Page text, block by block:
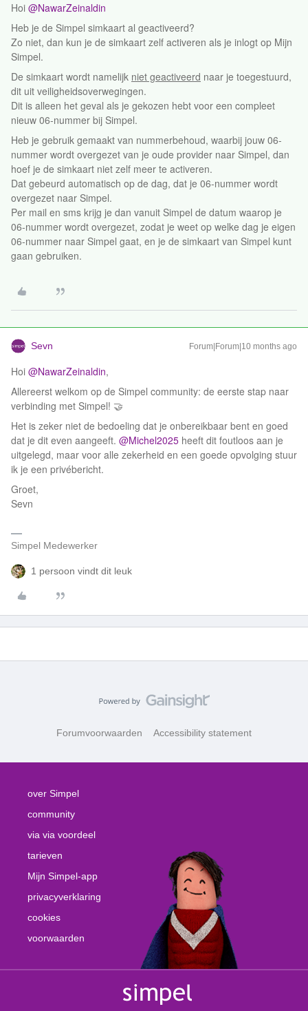
Hoi ​ @NawarZeinaldin
Heb je de Simpel simkaart al geactiveerd?
Zo niet, dan kun je de simkaart zelf activeren als je inlogt op Mijn
Simpel.
De simkaart wordt namelijk niet geactiveerd naar je toegestuurd,
dit uit veiligheidsoverwegingen.
Dit is alleen het geval als je gekozen hebt voor een compleet
nieuw 06-nummer bij Simpel.
Heb je gebruik gemaakt van nummerbehoud, waarbij jouw 06-
nummer wordt overgezet van je oude provider naar Simpel, dan
hoef je de simkaart niet zelf meer te activeren.
Dat gebeurd automatisch op de dag, dat je 06-nummer wordt
overgezet naar Simpel.
Per mail en sms krijg je dan vanuit Simpel de datum waarop je
06-nummer wordt overgezet, zodat je weet op welke dag je eigen
06-nummer naar Simpel gaat, en je de simkaart van Simpel kunt
gaan gebruiken.
Sevn Forum|Forum|10 months ago
Hoi ​ @NawarZeinaldin,
Allereerst welkom op de Simpel community: de eerste stap naar
verbinding met Simpel! 🤝
Het is zeker niet de bedoeling dat je onbereikbaar bent en goed
dat je dit even aangeeft. ​ @Michel2025 heeft dit foutloos aan je
uitgelegd, maar voor alle zekerheid en een goede opvolging stuur
ik je een privébericht.
Groet,
Sevn
Simpel Medewerker
1 persoon vindt dit leuk
Forumvoorwaarden Accessibility statement
over Simpel
community
via via voordeel
tarieven
Mijn Simpel-app
privacyverklaring
cookies
voorwaarden